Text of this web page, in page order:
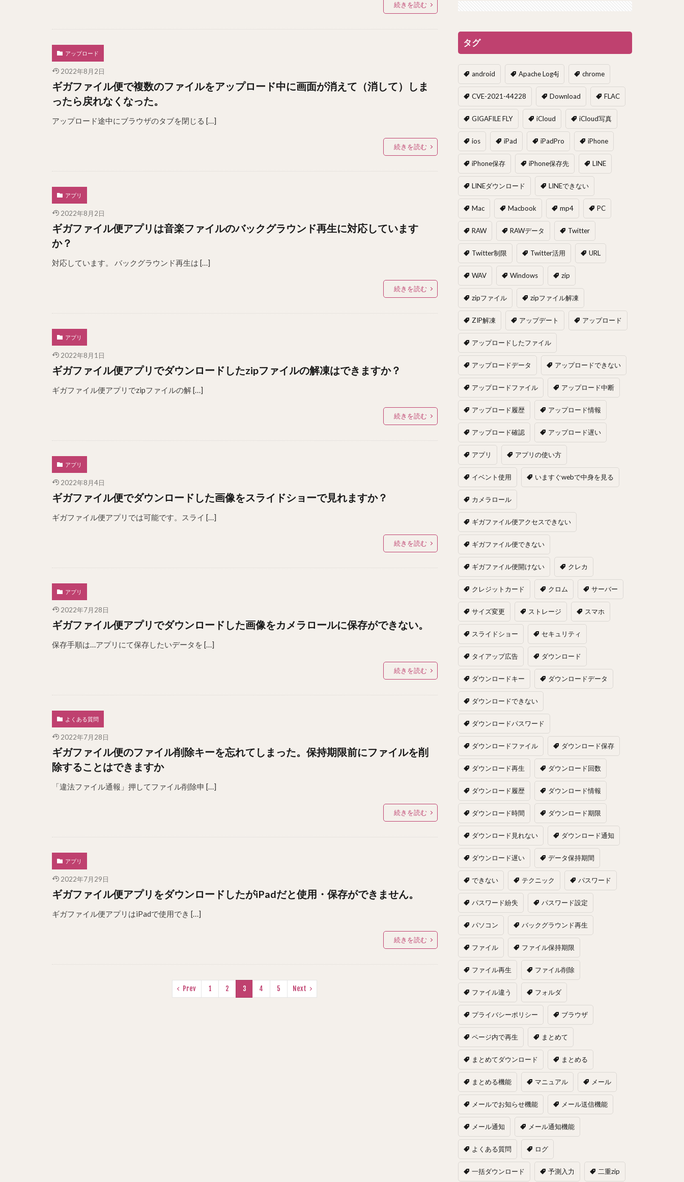
続きを読む
アップロード
2022年8月2日
ギガファイル便で複数のファイルをアップロード中に画面が消えて（消して）しま
ったら戻れなくなった。
アップロード途中にブラウザのタブを閉じる […]
続きを読む
アプリ
2022年8月2日
ギガファイル便アプリは音楽ファイルのバックグラウンド再生に対応しています
か？
対応しています。 バックグラウンド再生は […]
続きを読む
アプリ
2022年8月1日
ギガファイル便アプリでダウンロードしたzipファイルの解凍はできますか？
ギガファイル便アプリでzipファイルの解 […]
続きを読む
アプリ
2022年8月4日
ギガファイル便でダウンロードした画像をスライドショーで見れますか？
ギガファイル便アプリでは可能です。スライ […]
続きを読む
アプリ
2022年7月28日
ギガファイル便アプリでダウンロードした画像をカメラロールに保存ができない。
保存手順は…アプリにて保存したいデータを […]
続きを読む
よくある質問
2022年7月28日
ギガファイル便のファイル削除キーを忘れてしまった。保持期限前にファイルを削
除することはできますか
「違法ファイル通報」押してファイル削除申 […]
続きを読む
アプリ
2022年7月29日
ギガファイル便アプリをダウンロードしたがiPadだと使用・保存ができません。
ギガファイル便アプリはiPadで使用でき […]
続きを読む
Prev 1 2 3 4 5 Next
タグ
android Apache Log4j chrome
CVE-2021-44228 Download FLAC
GIGAFILE FLY iCloud iCloud写真
ios iPad iPadPro iPhone
iPhone保存 iPhone保存先 LINE
LINEダウンロード LINEできない
Mac Macbook mp4 PC
RAW RAWデータ Twitter
Twitter制限 Twitter活用 URL
WAV Windows zip
zipファイル zipファイル解凍
ZIP解凍 アップデート アップロード
アップロードしたファイル
アップロードデータ アップロードできない
アップロードファイル アップロード中断
アップロード履歴 アップロード情報
アップロード確認 アップロード遅い
アプリ アプリの使い方
イベント使用 いますぐwebで中身を見る
カメラロール
ギガファイル便アクセスできない
ギガファイル便できない
ギガファイル便開けない クレカ
クレジットカード クロム サーバー
サイズ変更 ストレージ スマホ
スライドショー セキュリティ
タイアップ広告 ダウンロード
ダウンロードキー ダウンロードデータ
ダウンロードできない
ダウンロードパスワード
ダウンロードファイル ダウンロード保存
ダウンロード再生 ダウンロード回数
ダウンロード履歴 ダウンロード情報
ダウンロード時間 ダウンロード期限
ダウンロード見れない ダウンロード通知
ダウンロード遅い データ保持期間
できない テクニック パスワード
パスワード紛失 パスワード設定
パソコン バックグラウンド再生
ファイル ファイル保持期限
ファイル再生 ファイル削除
ファイル違う フォルダ
プライバシーポリシー ブラウザ
ページ内で再生 まとめて
まとめてダウンロード まとめる
まとめる機能 マニュアル メール
メールでお知らせ機能 メール送信機能
メール通知 メール通知機能
よくある質問 ログ
一括ダウンロード 予測入力 二重zip